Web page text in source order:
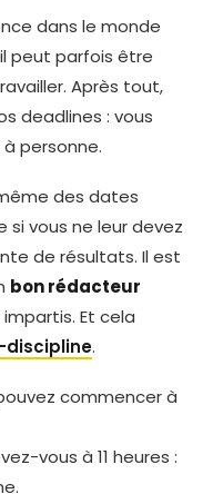
dans le monde
il peut parfois être
Après tout,
deadlines : vous
personne.
des dates
vous ne leur devez
de résultats. Il est
bon rédacteur
Et cela
discipline.
commencer à
vous à 11 heures :